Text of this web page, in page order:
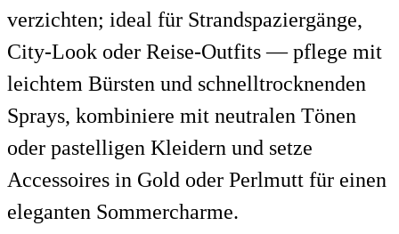
verzichten; ideal für Strandspaziergänge,
City-Look oder Reise-Outfits — pflege mit
leichtem Bürsten und schnelltrocknenden
Sprays, kombiniere mit neutralen Tönen
oder pastelligen Kleidern und setze
Accessoires in Gold oder Perlmutt für einen
eleganten Sommercharme.